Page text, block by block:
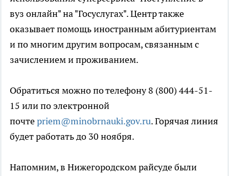
вуз онлайн" на "Госуслугах". Центр также
оказывает помощь иностранным абитуриентам
и по многим другим вопросам, связанным с
зачислением и проживанием.
Обратиться можно по телефону 8 (800) 444-51-
15 или по электронной
почтеpriem@minobrnauki.gov.ru. Горячая линия
будет работать до 30 ноября.
Напомним, в Нижегородском райсуде были